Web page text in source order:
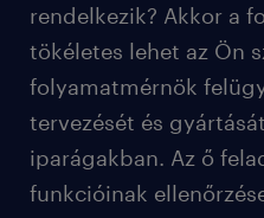
rendelkezik? Akkor a
tökéletes lehet az Ön
folyamatmérnök
tervezését és
iparágakban. Az ő
funkcióinak